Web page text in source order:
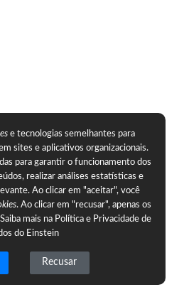
e tecnologias semelhantes para
sites e aplicativos organizacionais.
para garantir o funcionamento dos
realizar análises estatísticas e
Ao clicar em "aceitar", você
. Ao clicar em "recusar", apenas os
mais na Política e Privacidade de
do Einstein
Recusar